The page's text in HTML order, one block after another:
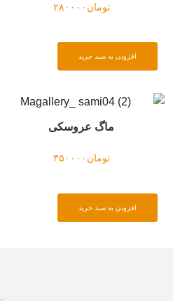
تومان ۲۸۰۰۰۰
افزودن به سبد خرید
ماگ عروسکی
تومان ۳۵۰۰۰۰
افزودن به سبد خرید